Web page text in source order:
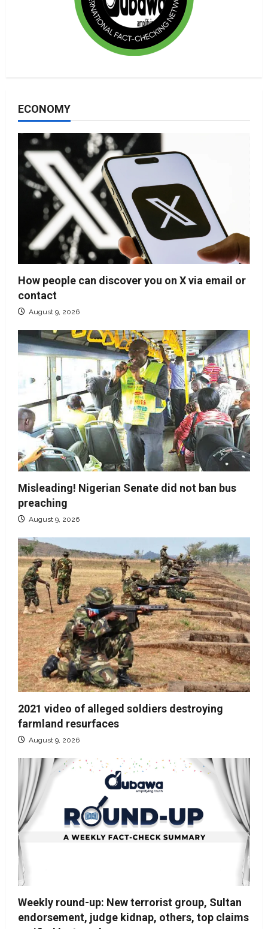
ECONOMY
How people can discover you on X via email or
contact
August 9, 2026
Misleading! Nigerian Senate did not ban bus
preaching
August 9, 2026
2021 video of alleged soldiers destroying
farmland resurfaces
August 9, 2026
Weekly round-up: New terrorist group, Sultan
endorsement, judge kidnap, others, top claims